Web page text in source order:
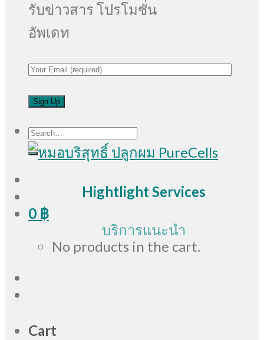
รับข่าวสาร โปรโมชั่น
อัพเดท
Search
for:
0 ฿
No products in the cart.
Cart
Hightlight Services
บริการแนะนำ